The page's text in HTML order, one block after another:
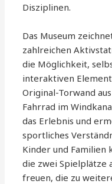
Disziplinen.
Das Museum
zahlreichen
die Möglichkeit,
interaktiven
Original-Torwand
Fahrrad im
das Erlebnis und
sportliches
Kinder und Familien
die zwei Spielplätze
freuen, die zu